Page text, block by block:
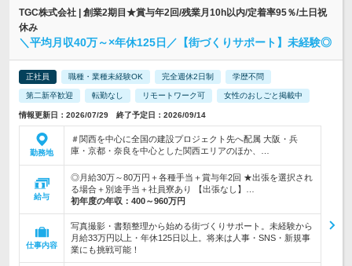
TGC株式会社 | 創業2期目★賞与年2回/残業月10h以内/定着率95％/土日祝
休み
＼平均月収40万～×年休125日／【街づくりサポート】未経験◎
正社員 職種・業種未経験OK 完全週休2日制 学歴不問
第二新卒歓迎 転勤なし リモートワーク可 女性のおしごと掲載中
情報更新日：2026/07/29 終了予定日：2026/09/14
勤務地
＃関西を中心に全国の建設プロジェクト先へ配属 大阪・兵
庫・京都・奈良を中心とした関西エリアのほか、…
給与
◎月給30万～80万円＋各種手当＋賞与年2回 ★出張を選択され
る場合＋別途手当＋社員寮あり 【出張なし】…
初年度の年収： 400～960万円
仕事内容
写真撮影・書類整理から始める街づくりサポート。未経験から
月給33万円以上・年休125日以上。将来は人事・SNS・新規事
業にも挑戦可能！